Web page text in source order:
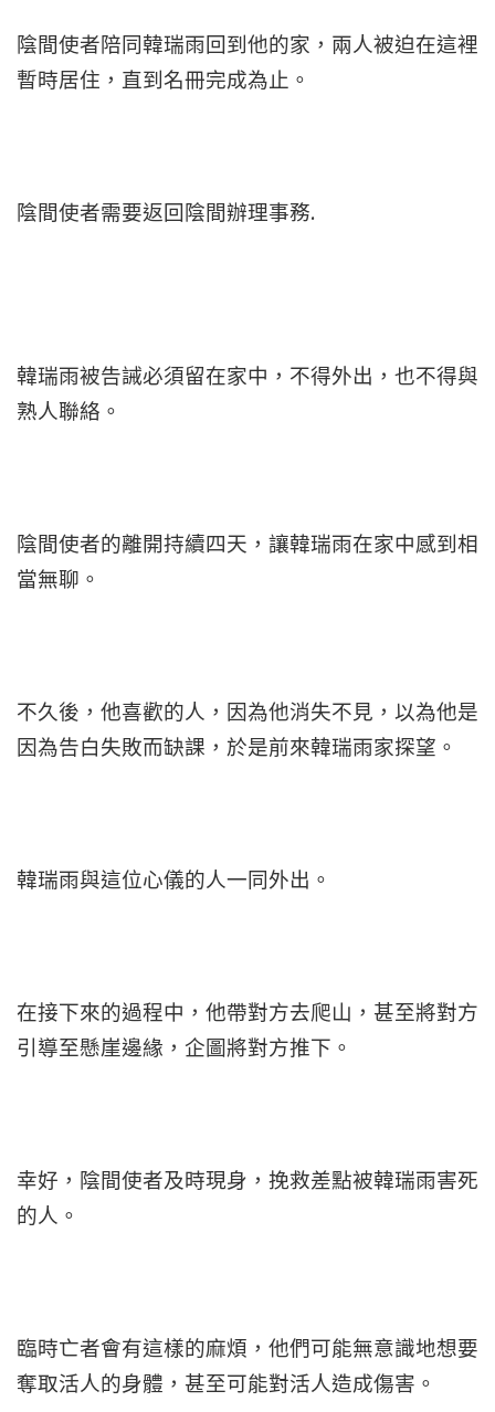
陰間使者陪同韓瑞雨回到他的家，兩人被迫在這裡
暫時居住，直到名冊完成為止。
陰間使者需要返回陰間辦理事務.
韓瑞雨被告誡必須留在家中，不得外出，也不得與
熟人聯絡。
陰間使者的離開持續四天，讓韓瑞雨在家中感到相
當無聊。
不久後，他喜歡的人，因為他消失不見，以為他是
因為告白失敗而缺課，於是前來韓瑞雨家探望。
韓瑞雨與這位心儀的人一同外出。
在接下來的過程中，他帶對方去爬山，甚至將對方
引導至懸崖邊緣，企圖將對方推下。
幸好，陰間使者及時現身，挽救差點被韓瑞雨害死
的人。
臨時亡者會有這樣的麻煩，他們可能無意識地想要
奪取活人的身體，甚至可能對活人造成傷害。